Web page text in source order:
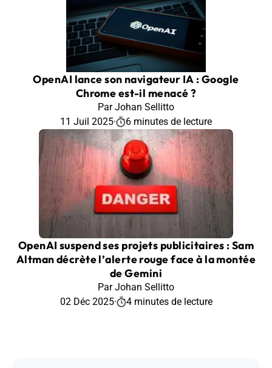
OpenAI lance son navigateur IA : Google
Chrome est-il menacé ?
Par Johan Sellitto
11 Juil 2025· 6 minutes de lecture
OpenAI suspend ses projets publicitaires : Sam
Altman décrète l’alerte rouge face à la montée
de Gemini
Par Johan Sellitto
02 Déc 2025· 4 minutes de lecture